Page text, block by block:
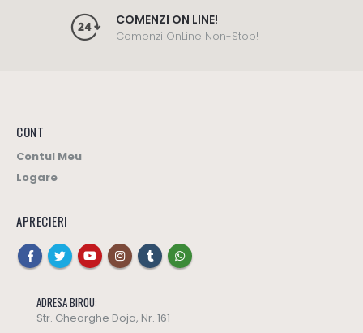
COMENZI ON LINE!
Comenzi OnLine Non-Stop!
CONT
Contul Meu
Logare
APRECIERI
ADRESA BIROU:
Str. Gheorghe Doja, Nr. 161